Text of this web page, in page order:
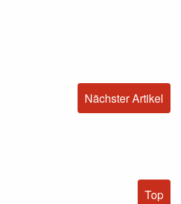
Nächster Artikel
Top